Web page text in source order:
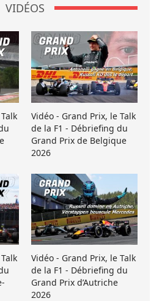
VIDÉOS
Vidéo - Grand Prix, le Talk
de la F1 - Débriefing du
Grand Prix de Belgique
2026
Vidéo - Grand Prix, le Talk
de la F1 - Débriefing du
Grand Prix d’Autriche
2026